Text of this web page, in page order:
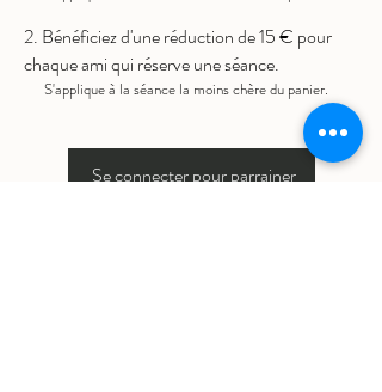
Bénéficiez d'une réduction de 15 € pour
chaque ami qui réserve une séance.
S'applique à la séance la moins chère du panier.
Se connecter pour parrainer